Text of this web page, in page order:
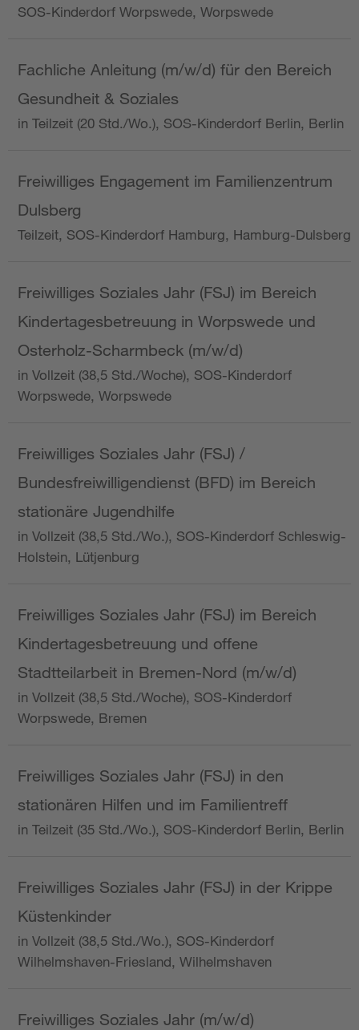
SOS-Kinderdorf Worpswede, Worpswede
Fachliche Anleitung (m/w/d) für den Bereich
Gesundheit & Soziales
in Teilzeit (20 Std./Wo.), SOS-Kinderdorf Berlin, Berlin
Freiwilliges Engagement im Familienzentrum
Dulsberg
Teilzeit, SOS-Kinderdorf Hamburg, Hamburg-Dulsberg
Freiwilliges Soziales Jahr (FSJ) im Bereich
Kindertagesbetreuung in Worpswede und
Osterholz-Scharmbeck (m/w/d)
in Vollzeit (38,5 Std./Woche), SOS-Kinderdorf
Worpswede, Worpswede
Freiwilliges Soziales Jahr (FSJ) /
Bundesfreiwilligendienst (BFD) im Bereich
stationäre Jugendhilfe
in Vollzeit (38,5 Std./Wo.), SOS-Kinderdorf Schleswig-
Holstein, Lütjenburg
Freiwilliges Soziales Jahr (FSJ) im Bereich
Kindertagesbetreuung und offene
Stadtteilarbeit in Bremen-Nord (m/w/d)
in Vollzeit (38,5 Std./Woche), SOS-Kinderdorf
Worpswede, Bremen
Freiwilliges Soziales Jahr (FSJ) in den
stationären Hilfen und im Familientreff
in Teilzeit (35 Std./Wo.), SOS-Kinderdorf Berlin, Berlin
Freiwilliges Soziales Jahr (FSJ) in der Krippe
Küstenkinder
in Vollzeit (38,5 Std./Wo.), SOS-Kinderdorf
Wilhelmshaven-Friesland, Wilhelmshaven
Freiwilliges Soziales Jahr (m/w/d)